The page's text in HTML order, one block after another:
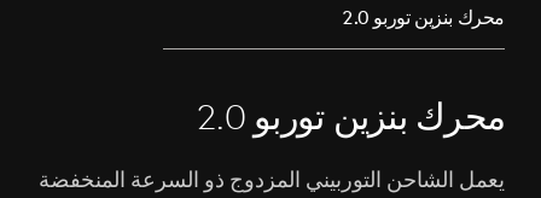
محرك بنزين توربو 2.0
محرك بنزين توربو 2.0
يعمل الشاحن التوربيني المزدوج ذو السرعة المنخفضة